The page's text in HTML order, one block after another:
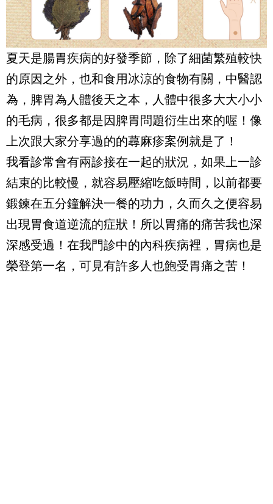
夏天是腸胃疾病的好發季節，除了細菌繁殖較快
的原因之外，也和食用冰涼的食物有關，中醫認
為，脾胃為人體後天之本，人體中很多大大小小
的毛病，很多都是因脾胃問題衍生出來的喔！像
上次跟大家分享過的的蕁麻疹案例就是了！
我看診常會有兩診接在一起的狀況，如果上一診
結束的比較慢，就容易壓縮吃飯時間，以前都要
鍛鍊在五分鐘解決一餐的功力，久而久之便容易
出現胃食道逆流的症狀！所以胃痛的痛苦我也深
深感受過！在我門診中的內科疾病裡，胃病也是
榮登第一名，可見有許多人也飽受胃痛之苦！